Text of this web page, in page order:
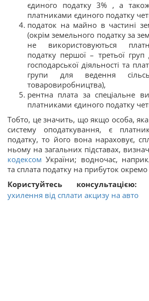
єдиного податку 3% , а
платниками єдиного податку
податок на майно в частині
(окрім земельного податку за
не використовуються
податку першої – третьої
господарської діяльності та
групи для ведення
товаровиробництва),
рентна плата за спеціальне
платниками єдиного податку
Тобто, це значить, що якщо особа,
систему оподаткування, є
податку, то його вона нараховує,
ньому на загальних підставах,
кодексом України; водночас,
та сплата податку на прибуток
Користуйтесь консультацією:
ухилення від сплати акцизу на авто